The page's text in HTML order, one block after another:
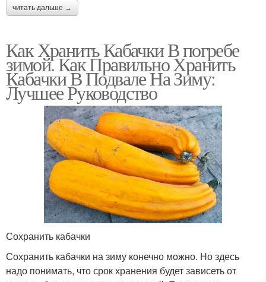
читать дальше →
Как Хранить Кабачки В погребе
зимой. Как Правильно Хранить
Кабачки В Подвале На Зиму:
Лучшее Руководство
Сохранить кабачки
Сохранить кабачки на зиму конечно можно. Но здесь
надо понимать, что срок хранения будет зависеть от